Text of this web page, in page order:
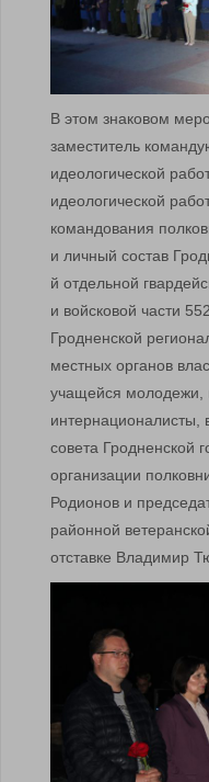
В этом знаковом
заместитель
идеологической
идеологической
командования
и личный состав
й отдельной
и войсковой части
Гродненской
местных органов
учащейся молодежи,
интернационалисты,
совета Гродненской
организации
Родионов и
районной
отставке Владимир